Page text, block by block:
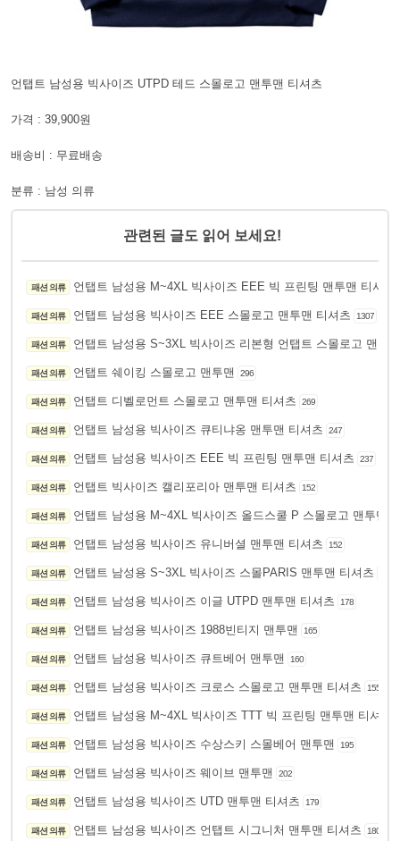
언탭트 남성용 빅사이즈 UTPD 테드 스몰로고 맨투맨 티셔츠
가격 : 39,900원
배송비 : 무료배송
분류 : 남성 의류
관련된 글도 읽어 보세요!
패션 의류 언탭트 남성용 M~4XL 빅사이즈 EEE 빅 프린팅 맨투맨 티셔츠
패션 의류 언탭트 남성용 빅사이즈 EEE 스몰로고 맨투맨 티셔츠 1307
패션 의류 언탭트 남성용 S~3XL 빅사이즈 리본형 언탭트 스몰로고 맨투
패션 의류 언탭트 쉐이킹 스몰로고 맨투맨 296
패션 의류 언탭트 디벨로먼트 스몰로고 맨투맨 티셔츠 269
패션 의류 언탭트 남성용 빅사이즈 큐티냐옹 맨투맨 티셔츠 247
패션 의류 언탭트 남성용 빅사이즈 EEE 빅 프린팅 맨투맨 티셔츠 237
패션 의류 언탭트 빅사이즈 캘리포리아 맨투맨 티셔츠 152
패션 의류 언탭트 남성용 M~4XL 빅사이즈 올드스쿨 P 스몰로고 맨투맨
패션 의류 언탭트 남성용 빅사이즈 유니버셜 맨투맨 티셔츠 152
패션 의류 언탭트 남성용 S~3XL 빅사이즈 스몰PARIS 맨투맨 티셔츠
패션 의류 언탭트 남성용 빅사이즈 이글 UTPD 맨투맨 티셔츠 178
패션 의류 언탭트 남성용 빅사이즈 1988빈티지 맨투맨 165
패션 의류 언탭트 남성용 빅사이즈 큐트베어 맨투맨 160
패션 의류 언탭트 남성용 빅사이즈 크로스 스몰로고 맨투맨 티셔츠 155
패션 의류 언탭트 남성용 M~4XL 빅사이즈 TTT 빅 프린팅 맨투맨 티셔츠
패션 의류 언탭트 남성용 빅사이즈 수상스키 스몰베어 맨투맨 195
패션 의류 언탭트 남성용 빅사이즈 웨이브 맨투맨 202
패션 의류 언탭트 남성용 빅사이즈 UTD 맨투맨 티셔츠 179
패션 의류 언탭트 남성용 빅사이즈 언탭트 시그니처 맨투맨 티셔츠 180